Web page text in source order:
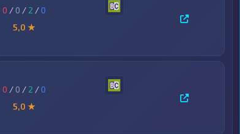
0 / 0 / 2 /0
5,0 ★
0 / 0 / 2 /0
5,0 ★